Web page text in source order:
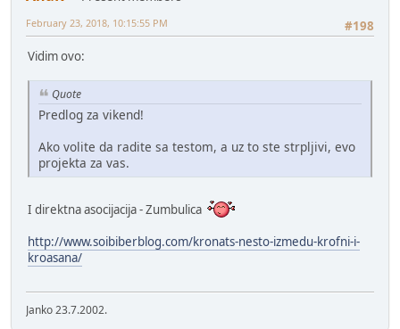
#198
February 23, 2018, 10:15:55 PM
Vidim ovo:
Quote
Predlog za vikend!
Ako volite da radite sa testom, a uz to ste strpljivi, evo
projekta za vas.
I direktna asocijacija - Zumbulica
http://www.soibiberblog.com/kronats-nesto-izmedu-krofni-i-
kroasana/
Janko 23.7.2002.